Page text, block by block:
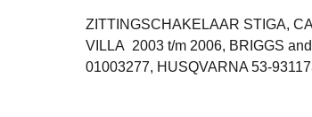
ZITTINGSCHAKELAAR STIGA,
VILLA 2003 t/m 2006, BRIGGS
01003277, HUSQVARNA 53-